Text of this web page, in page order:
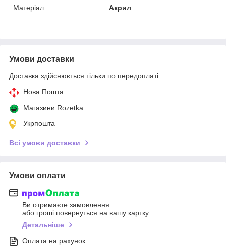
Матеріал
Акрил
Умови доставки
Доставка здійснюється тільки по передоплаті.
Нова Пошта
Магазини Rozetka
Укрпошта
Всі умови доставки
Умови оплати
Ви отримаєте замовлення
або гроші повернуться на вашу картку
Детальніше
Оплата на рахунок